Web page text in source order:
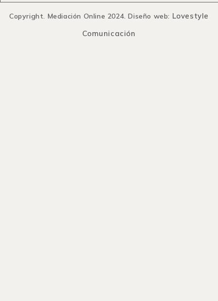
Copyright. Mediación Online 2024. Diseño web: Lovestyle
Comunicación